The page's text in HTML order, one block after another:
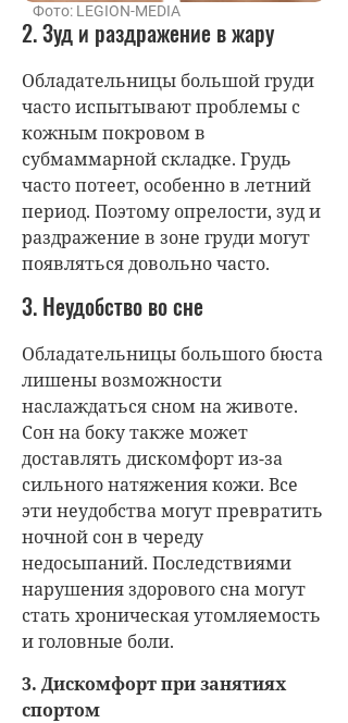
Фото: LEGION-MEDIA
2. Зуд и раздражение в жару
Обладательницы большой груди
часто испытывают проблемы с
кожным покровом в
субмаммарной складке. Грудь
часто потеет, особенно в летний
период. Поэтому опрелости, зуд и
раздражение в зоне груди могут
появляться довольно часто.
3. Неудобство во сне
Обладательницы большого бюста
лишены возможности
наслаждаться сном на животе.
Сон на боку также может
доставлять дискомфорт из-за
сильного натяжения кожи. Все
эти неудобства могут превратить
ночной сон в череду
недосыпаний. Последствиями
нарушения здорового сна могут
стать хроническая утомляемость
и головные боли.
3. Дискомфорт при занятиях
спортом